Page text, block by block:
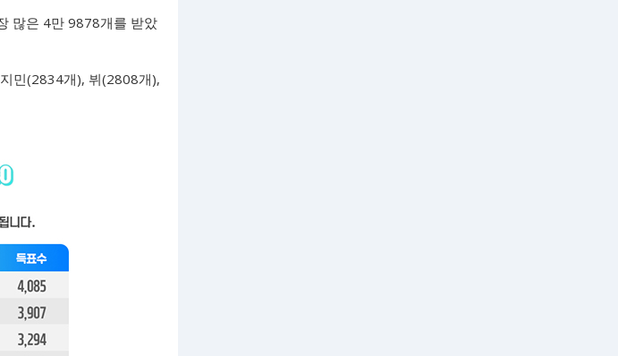
많은 4만 9878개를 받았
민(2834개), 뷔(2808개),